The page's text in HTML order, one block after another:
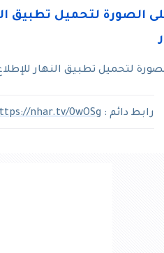
لتحميل تطبيق النهار
رابط دائم : nhar.tv/0wOSg